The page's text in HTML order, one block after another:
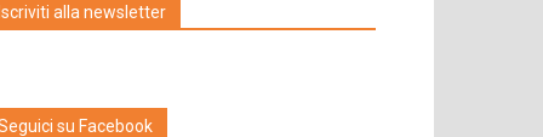
alla newsletter
su Facebook